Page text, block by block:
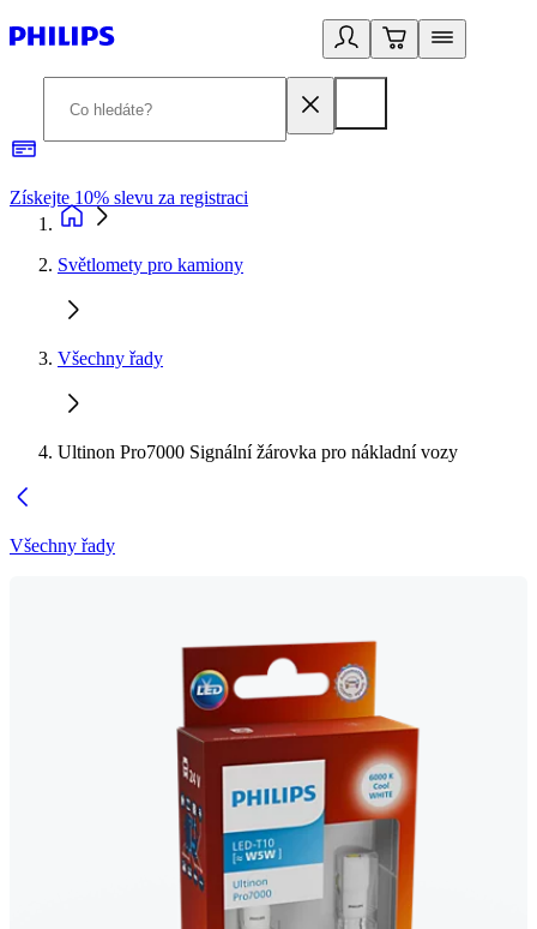
Získejte 10% slevu za registraci
Světlomety pro kamiony
Všechny řady
Ultinon Pro7000 Signální žárovka pro nákladní vozy
Všechny řady